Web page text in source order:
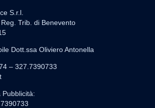
S.r.l.
Trib. di Benevento
Dott.ssa Oliviero Antonella
– 327.7390733